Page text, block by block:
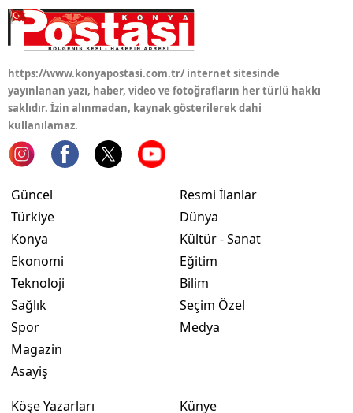
Samsun
Tokat
Tunceli
https://www.konyapostasi.com.tr/ internet sitesinde
yayınlanan yazı, haber, video ve fotoğrafların her türlü hakkı
saklıdır. İzin alınmadan, kaynak gösterilerek dahi
kullanılamaz.
Güncel
Türkiye
Konya
Ekonomi
Teknoloji
Sağlık
Spor
Magazin
Asayiş
Resmi İlanlar
Dünya
Kültür - Sanat
Eğitim
Bilim
Seçim Özel
Medya
Köşe Yazarları Künye